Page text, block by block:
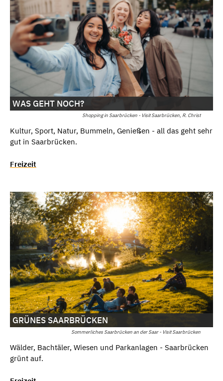
Shopping in Saarbrücken - Visit Saarbrücken, R. Christ
WAS GEHT NOCH?
Kultur, Sport, Natur, Bummeln, Genießen - all das geht sehr
gut in Saarbrücken.
Freizeit
Sommerliches Saarbrücken an der Saar - Visit Saarbrücken
GRÜNES SAARBRÜCKEN
Wälder, Bachtäler, Wiesen und Parkanlagen - Saarbrücken
grünt auf.